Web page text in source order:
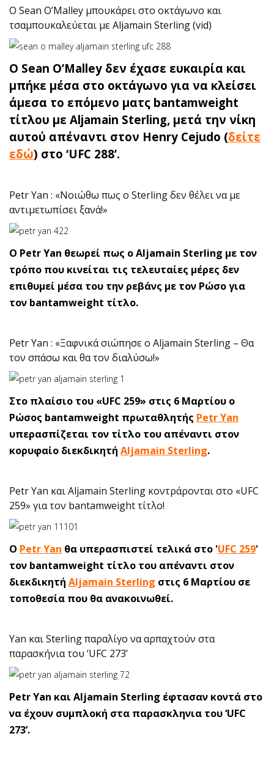
O Sean O’Malley μπουκάρει στο οκτάγωνο και
τσαμπουκαλεύεται με Aljamain Sterling (vid)
Ο Sean O’Malley δεν έχασε ευκαιρία και
μπήκε μέσα στο οκτάγωνο για να κλείσει
άμεσα το επόμενο ματς bantamweight
τίτλου με Aljamain Sterling, μετά την νίκη
αυτού απέναντι στον Henry Cejudo (δείτε
εδώ) στο ‘UFC 288’.
Petr Yan : «Νοιώθω πως ο Sterling δεν θέλει να με
αντιμετωπίσει ξανά!»
O Petr Yan θεωρεί πως ο Aljamain Sterling με τον
τρόπο που κινείται τις τελευταίες μέρες δεν
επιθυμεί μέσα του την ρεβάνς με τον Ρώσο για
τον bantamweight τίτλο.
Petr Yan : «Ξαφνικά σιώπησε ο Aljamain Sterling – Θα
τον σπάσω και θα τον διαλύσω!»
Στο πλαίσιο του «UFC 259» στις 6 Μαρτίου ο
Ρώσος bantamweight πρωταθλητής Petr Yan
υπερασπίζεται τον τίτλο του απέναντι στον
κορυφαίο διεκδικητή Aljamain Sterling.
Petr Yan και Aljamain Sterling κοντράρονται στο «UFC
259» για τον bantamweight τίτλο!
O Petr Yan θα υπερασπιστεί τελικά στο 'UFC 259'
τον bantamweight τίτλο του απέναντι στον
διεκδικητή Aljamain Sterling στις 6 Μαρτίου σε
τοποθεσία που θα ανακοινωθεί.
Yan και Sterling παραλίγο να αρπαχτούν στα
παρασκήνια του ‘UFC 273’
Petr Yan και Aljamain Sterling έφτασαν κοντά στο
να έχουν συμπλοκή στα παρασκληνια του ‘UFC
273’.